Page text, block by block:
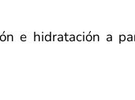
e hidratación a